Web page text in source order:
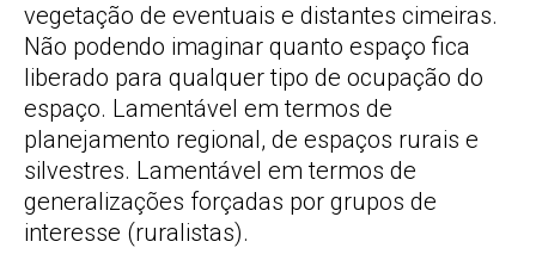
vegetação de eventuais e distantes cimeiras.
Não podendo imaginar quanto espaço fica
liberado para qualquer tipo de ocupação do
espaço. Lamentável em termos de
planejamento regional, de espaços rurais e
silvestres. Lamentável em termos de
generalizações forçadas por grupos de
interesse (ruralistas).